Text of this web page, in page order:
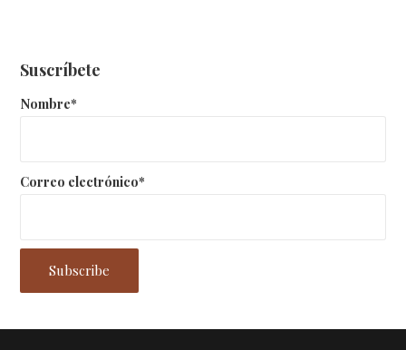
Suscríbete
Nombre*
Correo electrónico*